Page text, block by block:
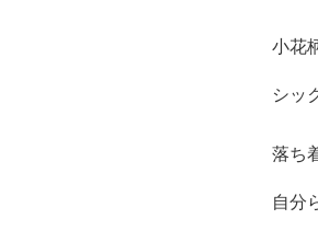
小花
シッ
落ち
自分